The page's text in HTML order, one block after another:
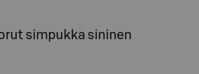
simpukka sininen